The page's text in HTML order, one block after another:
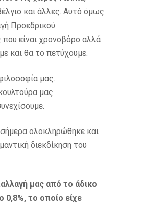
και άλλες. Αυτό όμως
Προεδρικού
είναι χρονοβόρο αλλά
και θα το πετύχουμε.
μας.
μας.
ολοκληρώθηκε και
διεκδίκηση του
μας από το άδικο
0,8%, το οποίο είχε